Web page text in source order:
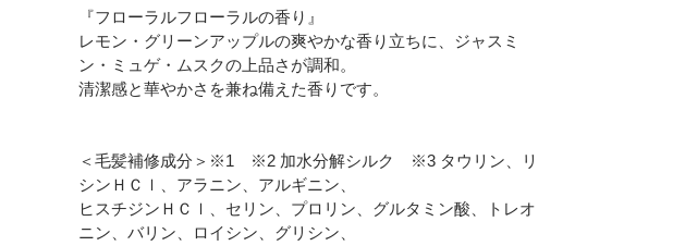
『フローラルフローラルの香り』
レモン・グリーンアップルの爽やかな香り立ちに、ジャスミ
ン・ミュゲ・ムスクの上品さが調和。
清潔感と華やかさを兼ね備えた香りです。
＜毛髪補修成分＞※1 ※2 加水分解シルク ※3 タウリン、リ
シンＨＣｌ、アラニン、アルギニン、
ヒスチジンＨＣｌ、セリン、プロリン、グルタミン酸、トレオ
ニン、バリン、ロイシン、グリシン、